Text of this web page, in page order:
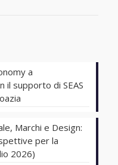
a
il supporto di SEAS
Marchi e Design:
per la
2026)